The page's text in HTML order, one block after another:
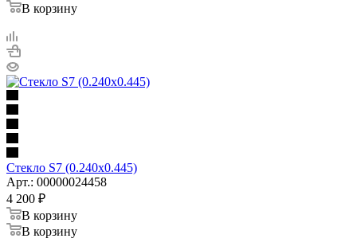
В корзину
Стекло S7 (0.240х0.445)
Арт.: 00000024458
4 200 ₽
В корзину
В корзину